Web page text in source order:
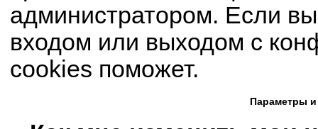
администратором. Если
входом или выходом с
cookies поможет.
Параметры и